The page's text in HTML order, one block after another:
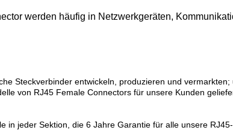
werden häufig in Netzwerkgeräten,
Steckverbinder entwickeln, produzieren und
von RJ45 Female Connectors für unsere Kunden
in jeder Sektion, die 6 Jahre Garantie für alle unsere